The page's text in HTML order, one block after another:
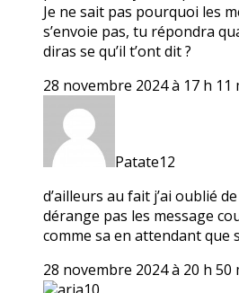
Je ne sait pas pourquoi les
s’envoie pas, tu répondra
diras se qu’il t’ont dit ?
28 novembre 2024 à 17 h 11
Patate12
d’ailleurs au fait j’ai oublié
dérange pas les message
comme sa en attendant que
28 novembre 2024 à 20 h 50